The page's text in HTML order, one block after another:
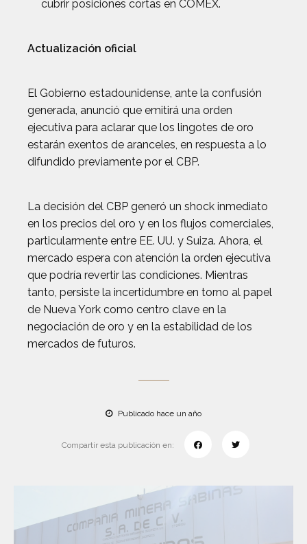
cubrir posiciones cortas en COMEX.
Actualización oficial
El Gobierno estadounidense, ante la confusión
generada, anunció que emitirá una orden
ejecutiva para aclarar que los lingotes de oro
estarán exentos de aranceles, en respuesta a lo
difundido previamente por el CBP.
La decisión del CBP generó un shock inmediato
en los precios del oro y en los flujos comerciales,
particularmente entre EE. UU. y Suiza. Ahora, el
mercado espera con atención la orden ejecutiva
que podría revertir las condiciones. Mientras
tanto, persiste la incertidumbre en torno al papel
de Nueva York como centro clave en la
negociación de oro y en la estabilidad de los
mercados de futuros.
Publicado hace un año
Compartir esta publicación en: